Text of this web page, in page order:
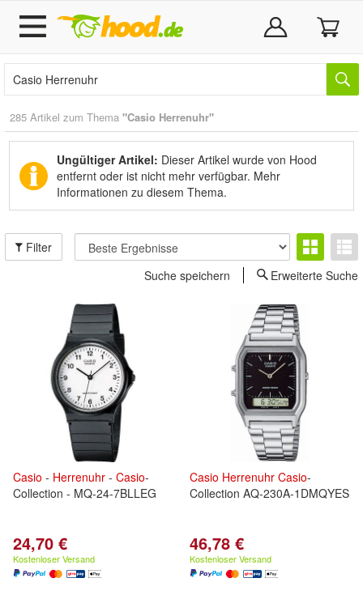
285 Artikel zum Thema "Casio Herrenuhr"
Ungültiger Artikel: Dieser Artikel wurde von Hood
entfernt oder ist nicht mehr verfügbar. Mehr
Informationen zu diesem Thema.
Filter
Suche speichern
Erweiterte Suche
Casio - Herrenuhr - Casio-
Collection - MQ-24-7BLLEG
24,70 €
Kostenloser Versand
Casio Herrenuhr Casio-
Collection AQ-230A-1DMQYES
46,78 €
Kostenloser Versand